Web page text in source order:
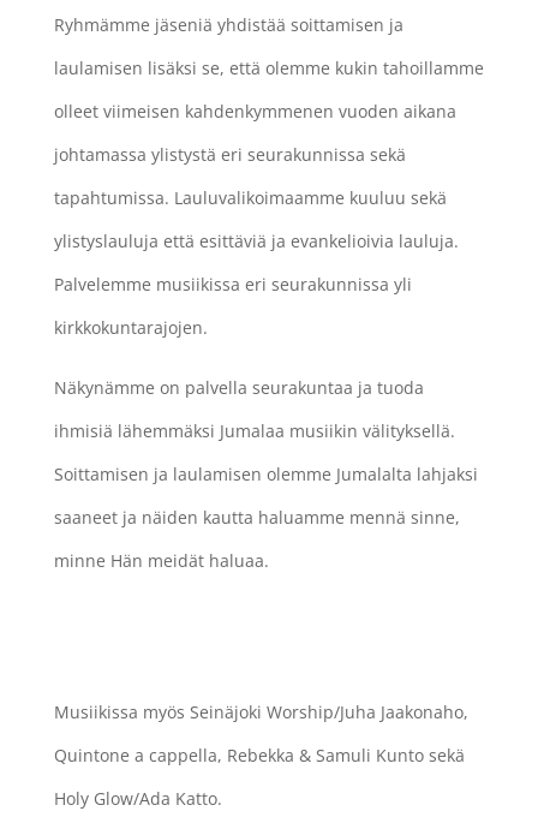
Ryhmämme jäseniä yhdistää soittamisen ja
laulamisen lisäksi se, että olemme kukin tahoillamme
olleet viimeisen kahdenkymmenen vuoden aikana
johtamassa ylistystä eri seurakunnissa sekä
tapahtumissa. Lauluvalikoimaamme kuuluu sekä
ylistyslauluja että esittäviä ja evankelioivia lauluja.
Palvelemme musiikissa eri seurakunnissa yli
kirkkokuntarajojen.
Näkynämme on palvella seurakuntaa ja tuoda
ihmisiä lähemmäksi Jumalaa musiikin välityksellä.
Soittamisen ja laulamisen olemme Jumalalta lahjaksi
saaneet ja näiden kautta haluamme mennä sinne,
minne Hän meidät haluaa.
Musiikissa myös Seinäjoki Worship/Juha Jaakonaho,
Quintone a cappella, Rebekka & Samuli Kunto sekä
Holy Glow/Ada Katto.